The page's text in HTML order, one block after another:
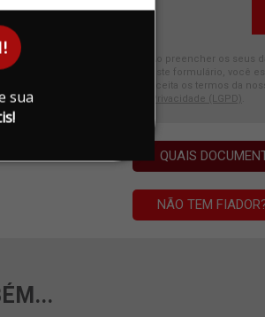
sua
Ao preencher os seus
este formulário, você
aceita os termos da
Privacidade (LGPD)
QUAIS
NÃO TEM